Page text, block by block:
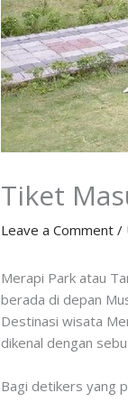
Tiket
Leave a Comment /
Merapi Park atau
berada di depan
Destinasi wisata
dikenal dengan
Bagi detikers yang